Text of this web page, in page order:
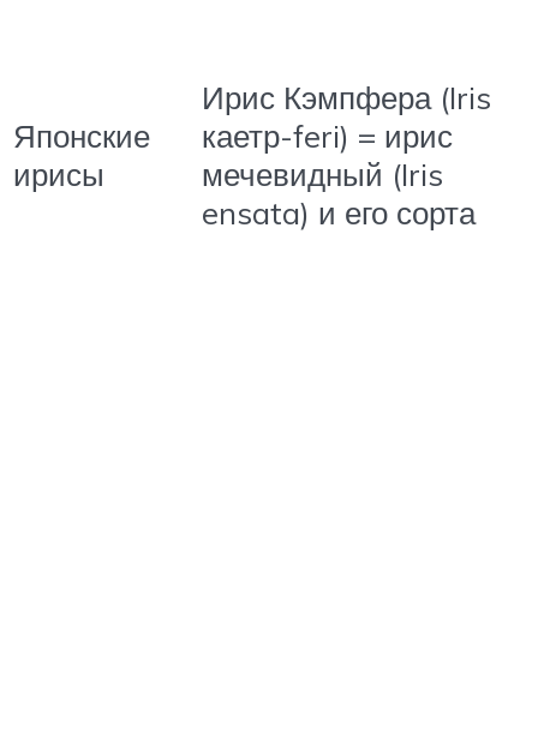
Японские
ирисы
Ирис Кэмпфера (Iris
каетр-feri) = ирис
мечевидный (Iris
ensata) и его сорта